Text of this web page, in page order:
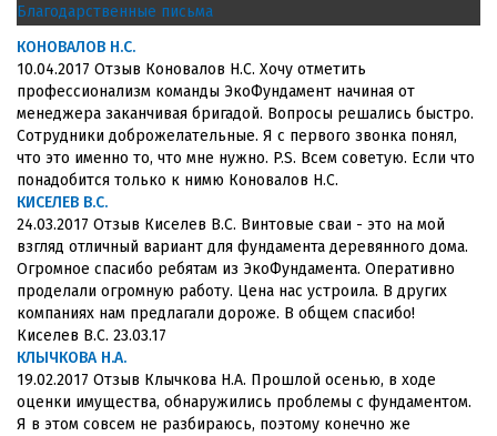
Благодарственные письма
КОНОВАЛОВ Н.С.
10.04.2017 Отзыв Коновалов Н.С. Хочу отметить
профессионализм команды ЭкоФундамент начиная от
менеджера заканчивая бригадой. Вопросы решались быстро.
Сотрудники доброжелательные. Я с первого звонка понял,
что это именно то, что мне нужно. P.S. Всем советую. Если что
понадобится только к нимю Коновалов Н.С.
КИСЕЛЕВ В.С.
24.03.2017 Отзыв Киселев В.С. Винтовые сваи - это на мой
взгляд отличный вариант для фундамента деревянного дома.
Огромное спасибо ребятам из ЭкоФундамента. Оперативно
проделали огромную работу. Цена нас устроила. В других
компаниях нам предлагали дороже. В общем спасибо!
Киселев В.С. 23.03.17
КЛЫЧКОВА Н.А.
19.02.2017 Отзыв Клычкова Н.А. Прошлой осенью, в ходе
оценки имущества, обнаружились проблемы с фундаментом.
Я в этом совсем не разбираюсь, поэтому конечно же